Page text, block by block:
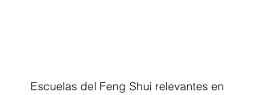
Escuelas del Feng Shui relevantes en